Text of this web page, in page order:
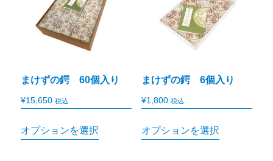
まけずの鍔 60個入り
¥15,650 税込
オプションを選択
まけずの鍔 6個入り
¥1,800 税込
オプションを選択